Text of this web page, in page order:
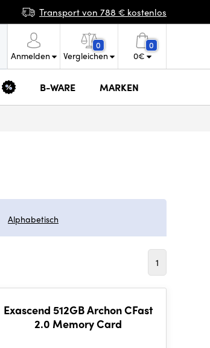
Transport von 788 € kostenlos
Anmelden
0
Vergleichen
0
0€
B-WARE MARKEN
Alphabetisch
1
Exascend 512GB Archon CFast
2.0 Memory Card